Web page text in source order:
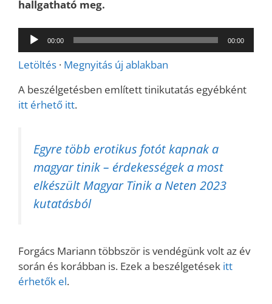
hallgatható meg.
Audió
lejátszó
00:00 00:00
Letöltés · Megnyitás új ablakban
A beszélgetésben említett tinikutatás egyébként
itt érhető itt.
Egyre több erotikus fotót kapnak a
magyar tinik – érdekességek a most
elkészült Magyar Tinik a Neten 2023
kutatásból
Forgács Mariann többször is vendégünk volt az év
során és korábban is. Ezek a beszélgetések itt
érhetők el.